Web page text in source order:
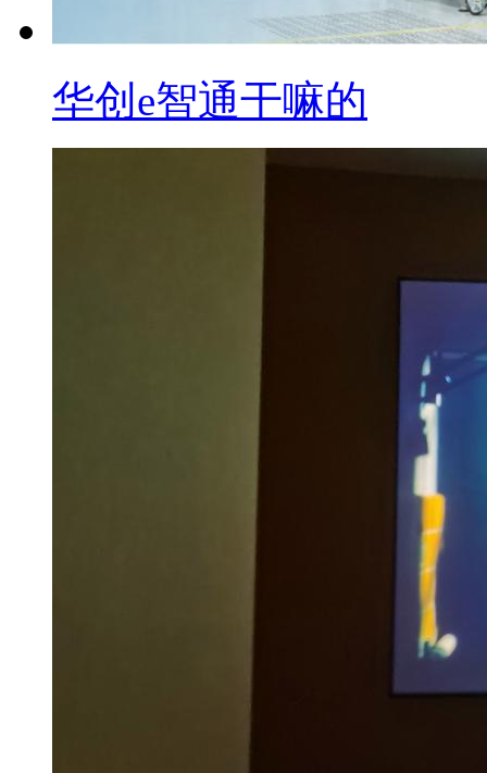
华创e智通干嘛的